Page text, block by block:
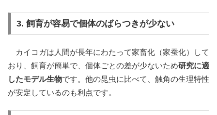
3. 飼育が容易で個体のばらつきが少ない
カイコガは人間が長年にわたって家畜化（家蚕化）して
おり、飼育が簡単で、個体ごとの差が少ないため研究に適
したモデル生物です。他の昆虫に比べて、触角の生理特性
が安定しているのも利点です。